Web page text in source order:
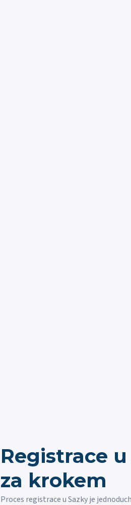
Registrace
za krokem
Proces registrace u Sazky je